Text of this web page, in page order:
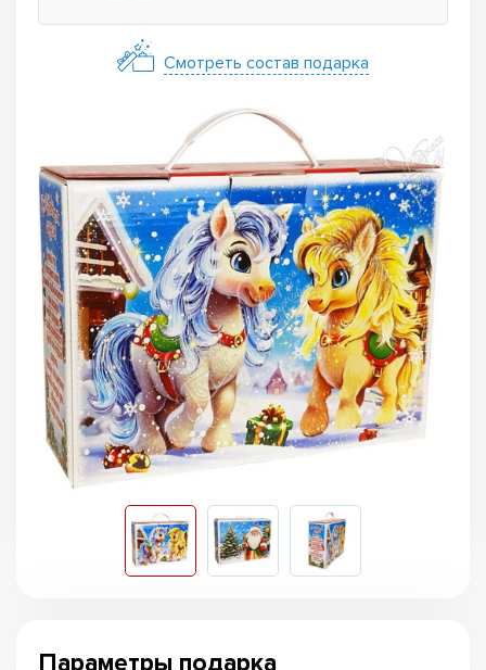
Смотреть состав подарка
Параметры подарка